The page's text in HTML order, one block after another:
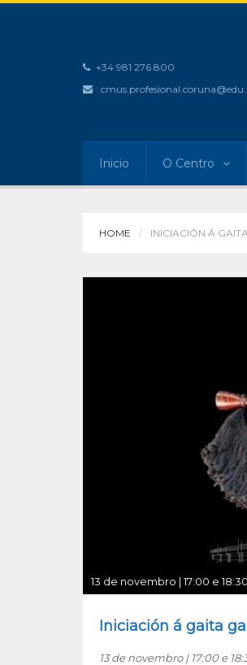
+34 981 276 800
Inicio O Centro
HOME INICIACIÓN Á
13 de novembro | 17:00 e
Iniciación á gaita
13 de novembro | 17:00 e